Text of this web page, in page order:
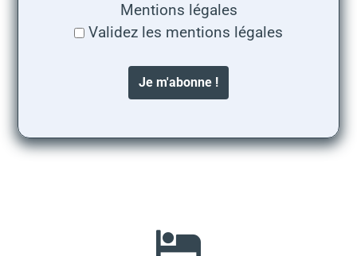
Mentions légales
Validez les mentions légales